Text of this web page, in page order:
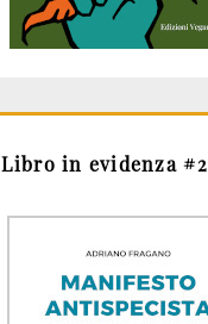
Libro in evidenza #2